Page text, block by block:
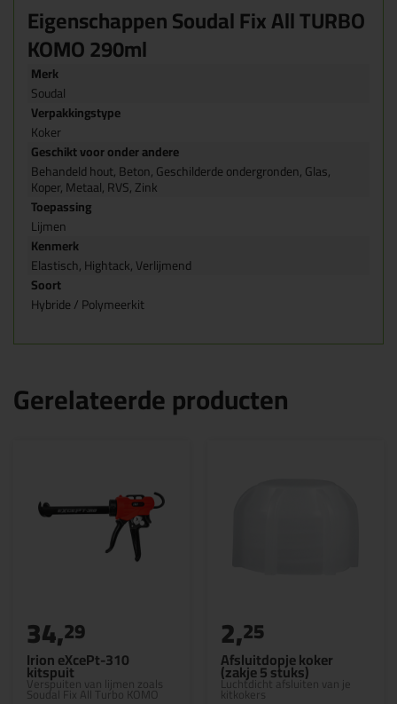
Eigenschappen Soudal Fix All TURBO
KOMO 290ml
Merk
Soudal
Verpakkingstype
Koker
Geschikt voor onder andere
Behandeld hout, Beton, Geschilderde ondergronden, Glas,
Koper, Metaal, RVS, Zink
Toepassing
Lijmen
Kenmerk
Elastisch, Hightack, Verlijmend
Soort
Hybride / Polymeerkit
Gerelateerde producten
Irion eXcePt-310
kitspuit
Verspuiten van lijmen zoals
Soudal Fix All Turbo KOMO
34,29
Afsluitdopje koker
(zakje 5 stuks)
Luchtdicht afsluiten van je
kitkokers
2,25